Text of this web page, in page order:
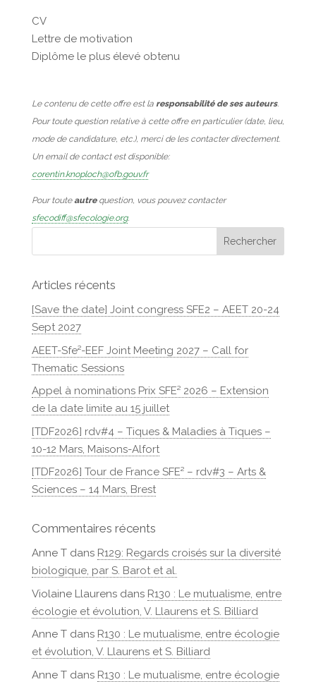
CV
Lettre de motivation
Diplôme le plus élevé obtenu
Le contenu de cette offre est la responsabilité de ses auteurs.
Pour toute question relative à cette offre en particulier (date, lieu,
mode de candidature, etc.), merci de les contacter directement.
Un email de contact est disponible:
corentin.knoploch@ofb.gouv.fr
Pour touteautrequestion, vous pouvez contacter
sfecodiff@sfecologie.org.
Articles récents
[Save the date] Joint congress SFE2 – AEET 20-24
Sept 2027
AEET-Sfe²-EEF Joint Meeting 2027 – Call for
Thematic Sessions
Appel à nominations Prix SFE² 2026 – Extension
de la date limite au 15 juillet
[TDF2026] rdv#4 – Tiques & Maladies à Tiques –
10-12 Mars, Maisons-Alfort
[TDF2026] Tour de France SFE² – rdv#3 – Arts &
Sciences – 14 Mars, Brest
Commentaires récents
Anne Tdans R129: Regards croisés sur la diversité
biologique, par S. Barot et al.
Violaine Llaurensdans R130 : Le mutualisme, entre
écologie et évolution, V. Llaurens et S. Billiard
Anne Tdans R130 : Le mutualisme, entre écologie
et évolution, V. Llaurens et S. Billiard
Anne Tdans R130 : Le mutualisme, entre écologie